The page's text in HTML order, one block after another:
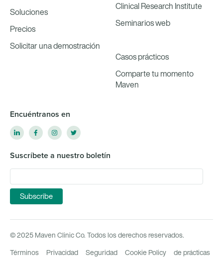
Soluciones
Precios
Solicitar una demostración
Clinical Research Institute
Seminarios web
Casos prácticos
Comparte tu momento
Maven
Encuéntranos en
Suscríbete a nuestro boletín
© 2025 Maven Clinic Co. Todos los derechos reservados.
Términos Privacidad Seguridad Cookie Policy
de prácticas